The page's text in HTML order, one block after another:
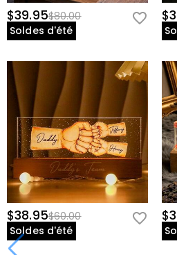
$39.95$80.00
Soldes d'été
$38.95$60.00
Soldes d'été